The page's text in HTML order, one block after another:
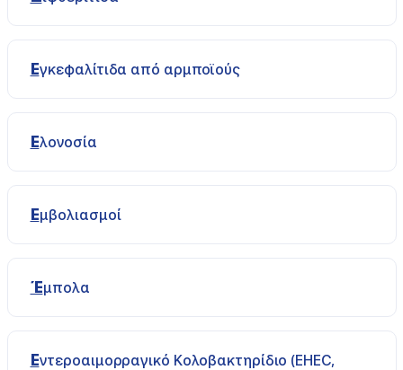
Εγκεφαλίτιδα από αρμποϊούς
Ελονοσία
Εμβολιασμοί
Έμπολα
Εντεροαιμορραγικό Κολοβακτηρίδιο (EHEC,